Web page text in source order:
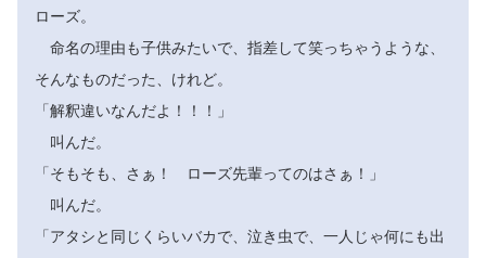
ローズ。
命名の理由も子供みたいで、指差して笑っちゃうような、
そんなものだった、けれど。
「解釈違いなんだよ！！！」
叫んだ。
「そもそも、さぁ！ ローズ先輩ってのはさぁ！」
叫んだ。
「アタシと同じくらいバカで、泣き虫で、一人じゃ何にも出